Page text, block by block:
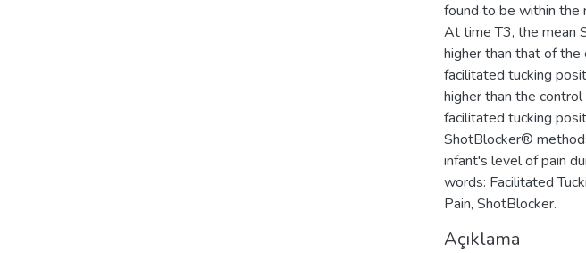
found to be within the
At time T3, the mean
higher than that of
facilitated tucking
higher than the
facilitated tucking
ShotBlocker®
infant's level of pain
words: Facilitated
Pain, ShotBlocker.
Açıklama